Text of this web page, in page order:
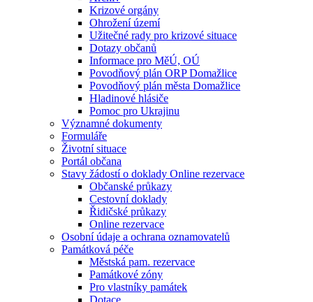
Krizové orgány
Ohrožení území
Užitečné rady pro krizové situace
Dotazy občanů
Informace pro MěÚ, OÚ
Povodňový plán ORP Domažlice
Povodňový plán města Domažlice
Hladinové hlásiče
Pomoc pro Ukrajinu
Významné dokumenty
Formuláře
Životní situace
Portál občana
Stavy žádostí o doklady Online rezervace
Občanské průkazy
Cestovní doklady
Řidičské průkazy
Online rezervace
Osobní údaje a ochrana oznamovatelů
Památková péče
Městská pam. rezervace
Památkové zóny
Pro vlastníky památek
Dotace